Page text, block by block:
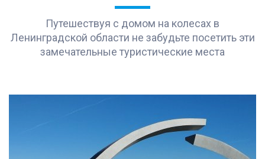
Путешествуя с домом на колесах в
Ленинградской области не забудьте посетить эти
замечательные туристические места